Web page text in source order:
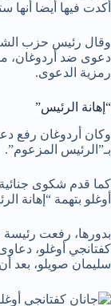
أكدت فيها أيضا
وقال رئيس حزب
دعوى ضد أردوغان،
رمزية الدعوى.
“إهانة الرئيس”
وكان أردوغان رفع
بـ”الرئيس المزعوم”.
كما قدم شكوى
أوغلو بتهمة “إهانة
بدورها، رفعت
كفتانجي أوغلو،
سليمان صويلو، بعد